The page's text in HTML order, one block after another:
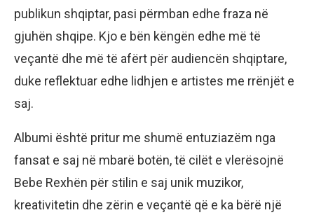
publikun shqiptar, pasi përmban edhe fraza në
gjuhën shqipe. Kjo e bën këngën edhe më të
veçantë dhe më të afërt për audiencën shqiptare,
duke reflektuar edhe lidhjen e artistes me rrënjët e
saj.
Albumi është pritur me shumë entuziazëm nga
fansat e saj në mbarë botën, të cilët e vlerësojnë
Bebe Rexhën për stilin e saj unik muzikor,
kreativitetin dhe zërin e veçantë që e ka bërë një